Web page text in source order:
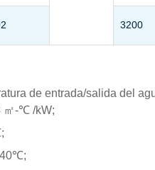
3200
de entrada/salida del
㎡-℃ /kW;